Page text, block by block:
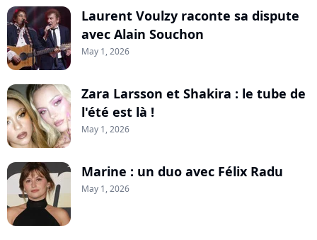
Laurent Voulzy raconte sa dispute
avec Alain Souchon
May 1, 2026
Zara Larsson et Shakira : le tube de
l'été est là !
May 1, 2026
Marine : un duo avec Félix Radu
May 1, 2026